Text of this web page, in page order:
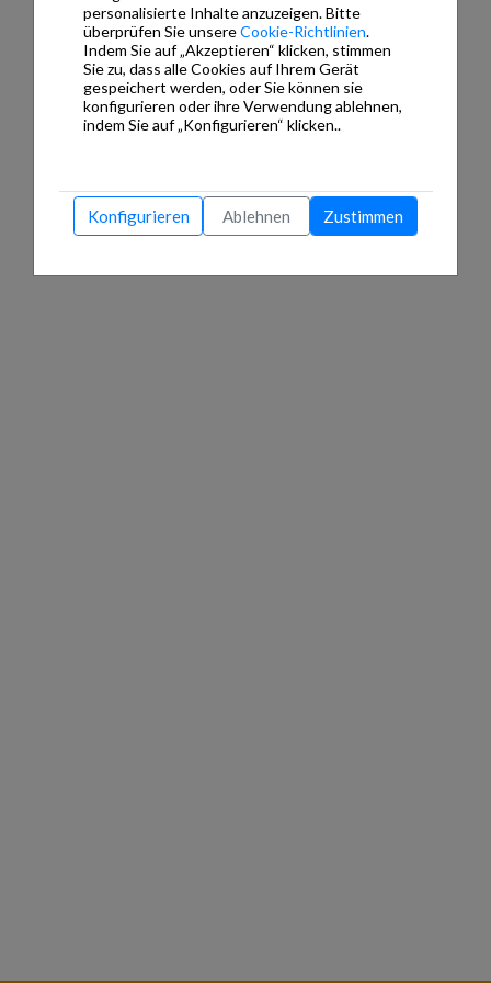
personalisierte Inhalte anzuzeigen. Bitte
überprüfen Sie unsereCookie-Richtlinien.
Indem Sie auf „Akzeptieren“ klicken, stimmen
Sie zu, dass alle Cookies auf Ihrem Gerät
gespeichert werden, oder Sie können sie
konfigurieren oder ihre Verwendung ablehnen,
indem Sie auf „Konfigurieren“ klicken..
Konfigurieren Ablehnen Zustimmen